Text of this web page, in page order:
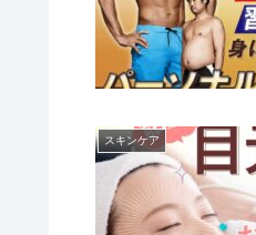
スキンケア